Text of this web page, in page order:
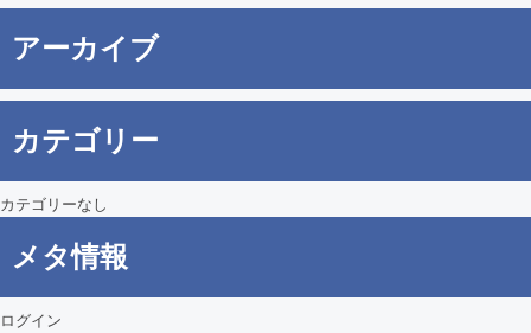
ゲ
ー
シ
ョ
ン
アーカイブ
カテゴリー
カテゴリーなし
メタ情報
ログイン